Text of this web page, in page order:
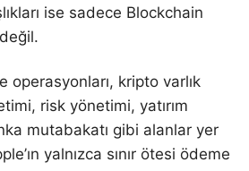
ise sadece Blockchain
operasyonları, kripto varlık
risk yönetimi, yatırım
mutabakatı gibi alanlar yer
yalnızca sınır ötesi ödeme